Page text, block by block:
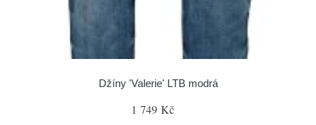
Džíny 'Valerie' LTB modrá
1 749 Kč